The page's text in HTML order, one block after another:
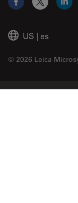
US | es
© 2026 Leica
Facebook
X